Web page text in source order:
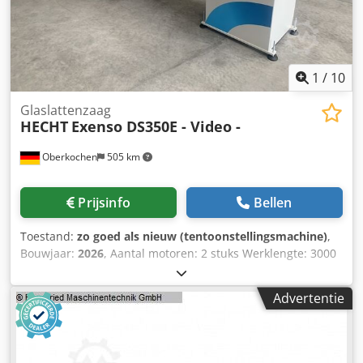
wordt, begint de ingestelde afzuigtijd opnieuw. Meerprijs:
Pos. 1.6 1 set hardmetalen zaagbladen RU-GLS-P45 en RU-
GLS-ED45° D = 250 mm x 3,2/2,2 x 30, 80 tanden,
bestaande uit 1 zaagblad L6444 (rechts) en 1 zaagblad
L6443 (links), met speciale slijping van 43°. Meerprijs: -----
Alle prijzen in euro, netto, exclusief wettelijke BTW.
(technische specificaties volgens fabrikant, zonder
garantie!)
ASB, handmatige lengteaanslag met digitale weergave,
2500 mm Inclusief afzuiginstallatie (technische
specificaties volgens fabrikant – geen garantie!)
1 / 10
Oberkochen 505 km
Glaslattenzaag
HECHT Exenso DS350E - Video -
Prijsinfo Bellen
Toestand: zo goed als nieuw (tentoonstellingsmachine),
Bouwjaar: 2026, Aantal motoren: 2 stuks Werklengte: 3000
mm Besturing: ja/CNC Laadafmetingen L x B x H: 4000 x
1500 x 1500 mm Gewicht: 800 kg HECHT Dubbele
Verstekzaag Exenso DS350E - 3000 mm Geschikt voor
houten glaslatten, roedes, profielen, aluminium lijsten,
enz. Pos. 1.1 Artikelnummer 942.5103 1 st. HECHT Exenso
Advertentie